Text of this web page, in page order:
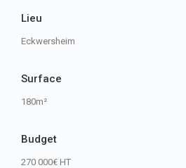
Lieu
Eckwersheim
Surface
180m²
Budget
270 000€ HT